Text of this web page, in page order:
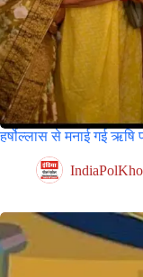
हर्षोल्लास से मनाई गई ऋषि